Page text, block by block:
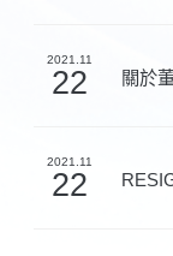
2021.11
22
2021.11
22